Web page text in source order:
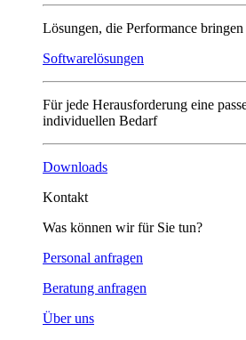
Lösungen, die Performance bringen
Softwarelösungen
Für jede Herausforderung eine
individuellen Bedarf
Downloads
Kontakt
Was können wir für Sie tun?
Personal anfragen
Beratung anfragen
Über uns